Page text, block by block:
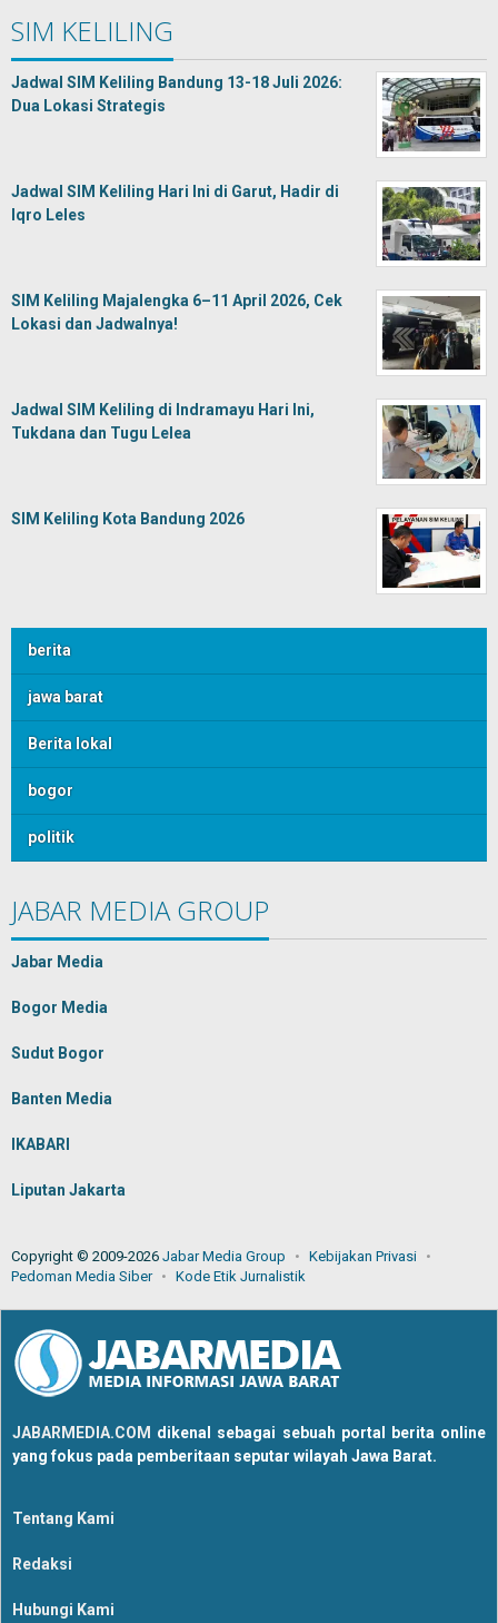
SIM KELILING
Jadwal SIM Keliling Bandung 13-18 Juli 2026:
Dua Lokasi Strategis
Jadwal SIM Keliling Hari Ini di Garut, Hadir di
Iqro Leles
SIM Keliling Majalengka 6–11 April 2026, Cek
Lokasi dan Jadwalnya!
Jadwal SIM Keliling di Indramayu Hari Ini,
Tukdana dan Tugu Lelea
SIM Keliling Kota Bandung 2026
berita
jawa barat
Berita lokal
bogor
politik
JABAR MEDIA GROUP
Jabar Media
Bogor Media
Sudut Bogor
Banten Media
IKABARI
Liputan Jakarta
Copyright © 2009-2026 Jabar Media Group
Kebijakan Privasi
Pedoman Media Siber
Kode Etik Jurnalistik
JABARMEDIA.COM dikenal sebagai sebuah portal berita online
yang fokus pada pemberitaan seputar wilayah Jawa Barat.
Tentang Kami
Redaksi
Hubungi Kami